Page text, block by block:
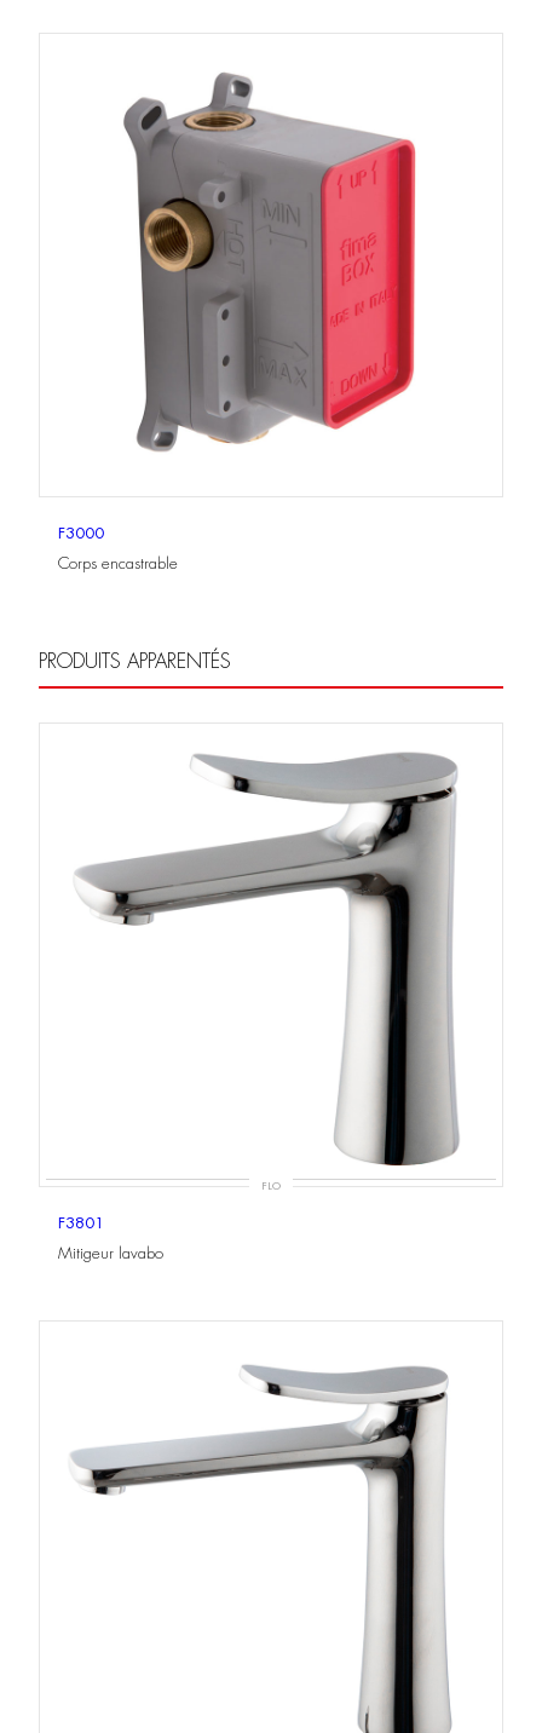
F3000
Corps encastrable
PRODUITS APPARENTÉS
FLO
F3801
Mitigeur lavabo